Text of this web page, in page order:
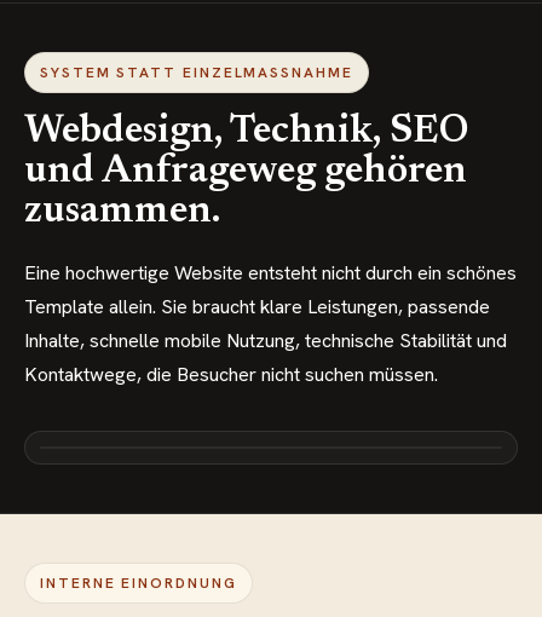
SYSTEM STATT EINZELMASSNAHME
Webdesign, Technik, SEO
und Anfrageweg gehören
zusammen.
Eine hochwertige Website entsteht nicht durch ein schönes
Template allein. Sie braucht klare Leistungen, passende
Inhalte, schnelle mobile Nutzung, technische Stabilität und
Kontaktwege, die Besucher nicht suchen müssen.
INTERNE EINORDNUNG